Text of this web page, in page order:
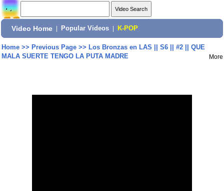
Video Home Popular Videos K-POP
Home>> Previous Page>> Los Bronzas en LAS || S6 || #2 || QUE
MALA SUERTE TENGO LA PUTA MADRE
More